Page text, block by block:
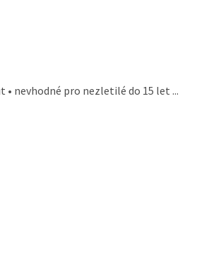
• nevhodné pro nezletilé do 15 let ...